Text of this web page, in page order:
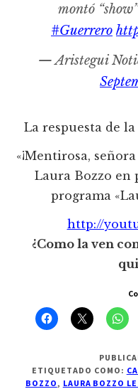
montó
#Guerrero
— Aristegui
La respuesta de
«¡Mentirosa,
Laura Bozzo en
programa
http://
¿Como la ven
ETIQUETADO COMO:
BOZZO , LAURA BOZZO